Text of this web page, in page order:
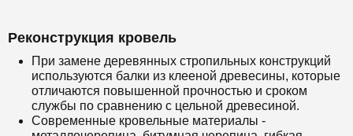
Реконструкция кровель
При замене деревянных стропильных конструкций
используются балки из клееной древесины, которые
отличаются повышенной прочностью и сроком
службы по сравнению с цельной древесиной.
Современные кровельные материалы -